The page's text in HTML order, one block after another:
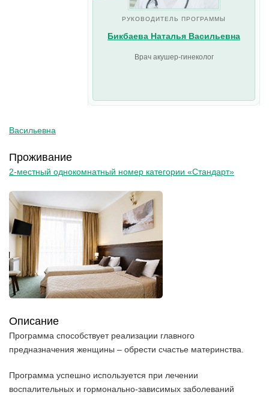
РУКОВОДИТЕЛЬ ПРОГРАММЫ
Бикбаева Наталья Васильевна
Врач акушер-гинеколог
Васильевна
Проживание
2-местный однокомнатный номер категории «Стандарт»
Описание
Программа способствует реализации главного
предназначения женщины – обрести счастье материнства.
Программа успешно используется при лечении
воспалительных и гормонально-зависимых заболеваний